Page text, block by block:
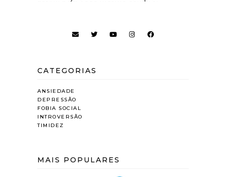
CATEGORIAS
ANSIEDADE
DEPRESSÃO
FOBIA SOCIAL
INTROVERSÃO
TIMIDEZ
MAIS POPULARES